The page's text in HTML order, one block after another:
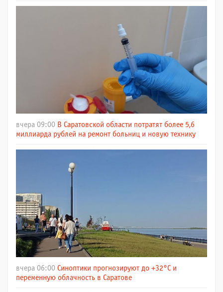
вчера 09:00 В Саратовской области потратят более 5,6
миллиарда рублей на ремонт больниц и новую технику
вчера 06:00 Синоптики прогнозируют до +32°C и
переменную облачность в Саратове